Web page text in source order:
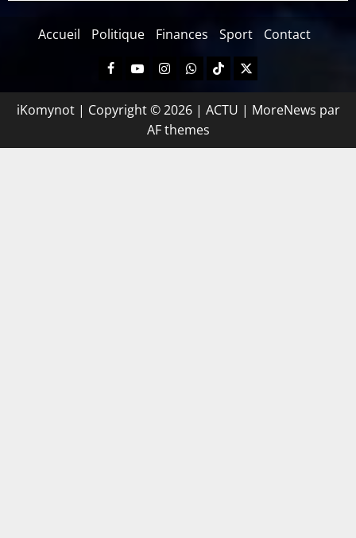
Accueil Politique Finances Sport Contact
iKomynot | Copyright © 2026 | ACTU | MoreNews par
AF themes